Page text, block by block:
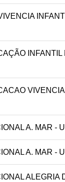
INFANTIL
A. MAR -
A. MAR -
ALEGRIA